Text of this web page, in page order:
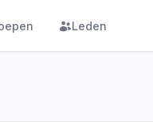
Leden